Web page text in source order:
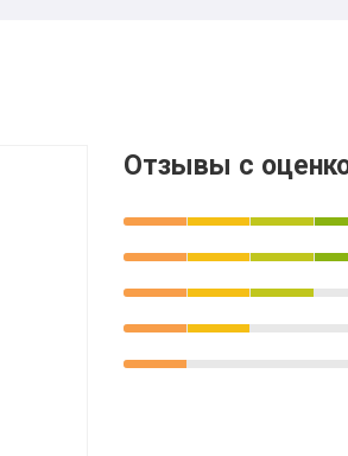
Отзывы с